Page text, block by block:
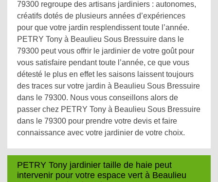
79300 regroupe des artisans jardiniers : autonomes,
créatifs dotés de plusieurs années d’expériences
pour que votre jardin resplendissent toute l’année.
PETRY Tony à Beaulieu Sous Bressuire dans le
79300 peut vous offrir le jardinier de votre goût pour
vous satisfaire pendant toute l’année, ce que vous
détesté le plus en effet les saisons laissent toujours
des traces sur votre jardin à Beaulieu Sous Bressuire
dans le 79300. Nous vous conseillons alors de
passer chez PETRY Tony à Beaulieu Sous Bressuire
dans le 79300 pour prendre votre devis et faire
connaissance avec votre jardinier de votre choix.
PETRY Tony jardinier taille de haie peut
intervenir pour votre espace vert à Beaulieu